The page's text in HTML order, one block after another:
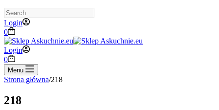
Search
Login
Koszyk
0
Login
Koszyk
0
Menu
Strona główna/218
218